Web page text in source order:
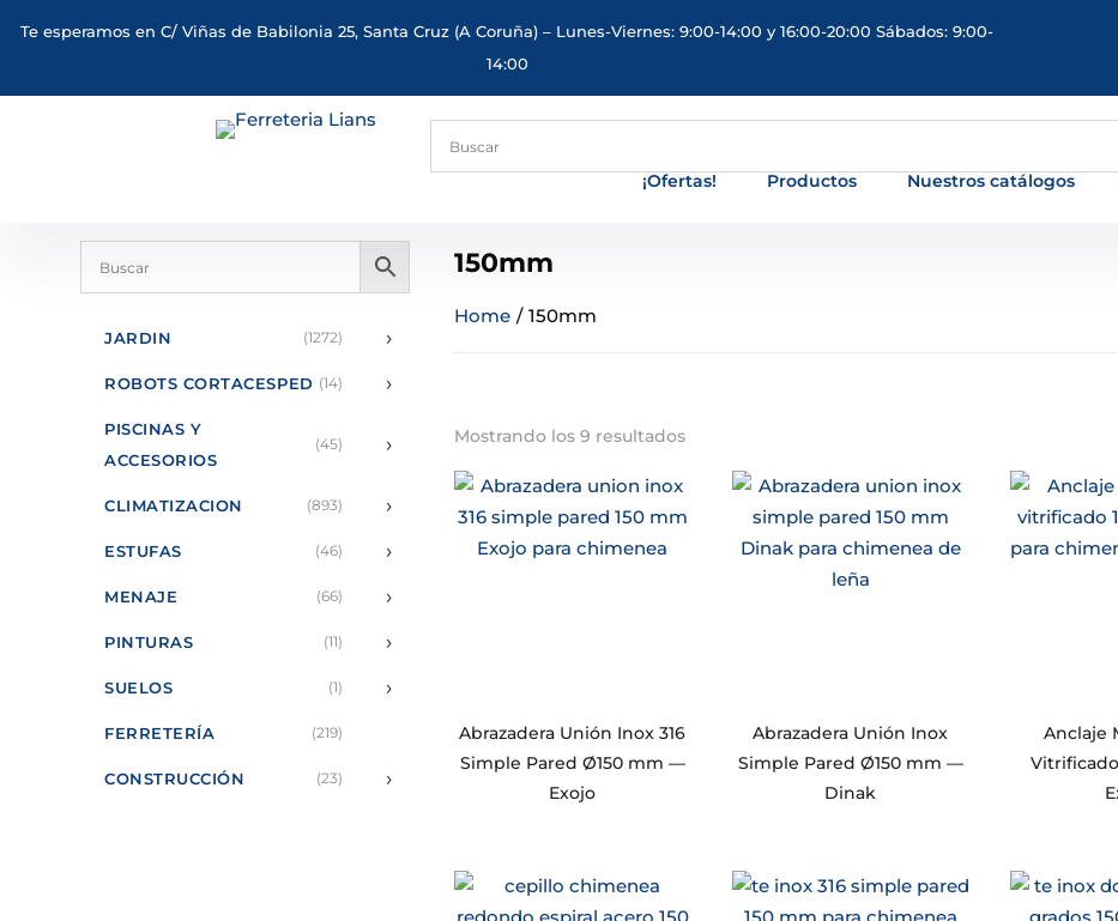
Te esperamos en C/ Viñas de Babilonia 25, Santa Cruz (A Coruña) – Lunes-Viernes: 9:00-14:00 y 16:00-20:00 Sábados: 9:00-
14:00
¡Ofertas! Productos Nuestros catálogos
JARDIN (1272) ›
ROBOTS CORTACESPED (14) ›
PISCINAS Y
ACCESORIOS
(45) ›
CLIMATIZACION (893) ›
ESTUFAS (46) ›
MENAJE (66) ›
PINTURAS (11) ›
SUELOS (1) ›
FERRETERÍA (219)
CONSTRUCCIÓN (23) ›
150mm
Home / 150mm
Mostrando los 9 resultados
Abrazadera Unión Inox 316
Simple Pared Ø150 mm —
Exojo
Abrazadera Unión Inox
Simple Pared Ø150 mm —
Dinak
Anclaje